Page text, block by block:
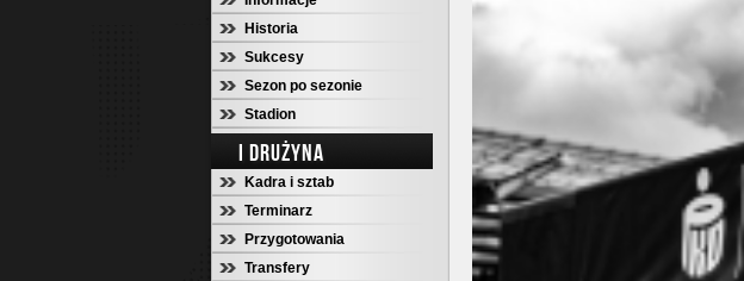
Historia
Sukcesy
Sezon po sezonie
Stadion
I DRUŻYNA
Kadra i sztab
Terminarz
Przygotowania
Transfery